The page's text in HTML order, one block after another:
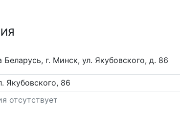
Беларусь, г. Минск, ул. Якубовского, д. 86
Якубовского, 86
отсутствует